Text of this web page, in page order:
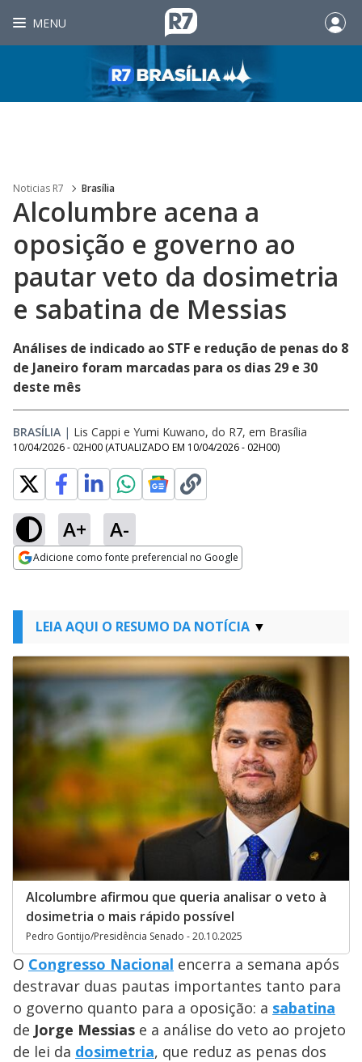
MENU
Noticias R7 Brasília
Alcolumbre acena a
oposição e governo ao
pautar veto da dosimetria
e sabatina de Messias
Análises de indicado ao STF e redução de penas do 8
de Janeiro foram marcadas para os dias 29 e 30
deste mês
BRASÍLIA | Lis Cappi e Yumi Kuwano, do R7, em Brasília
10/04/2026 - 02H00 (ATUALIZADO EM 10/04/2026 - 02H00)
A+ A-
Adicione como fonte preferencial no Google
LEIA AQUI O RESUMO DA NOTÍCIA
Alcolumbre afirmou que queria analisar o veto à
dosimetria o mais rápido possível
Pedro Gontijo/Presidência Senado - 20.10.2025
O Congresso Nacional encerra a semana após
destravar duas pautas importantes tanto para
o governo quanto para a oposição: a sabatina
de Jorge Messias e a análise do veto ao projeto
de lei da dosimetria, que reduz as penas dos